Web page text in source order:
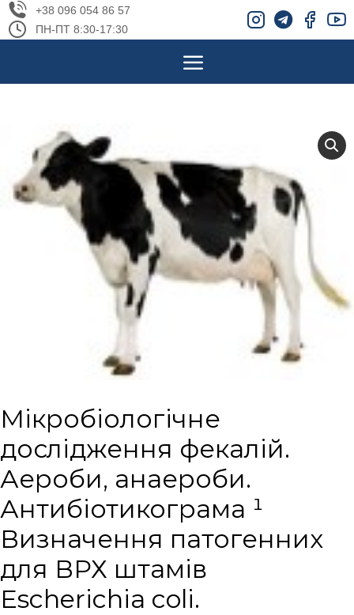
+38 096 054 86 57
ПН-ПТ 8:30-17:30
Мікробіологічне
дослідження фекалій.
Аероби, анаероби.
Антибіотикограма ¹
Визначення патогенних
для ВРХ штамів
Escherichia coli.